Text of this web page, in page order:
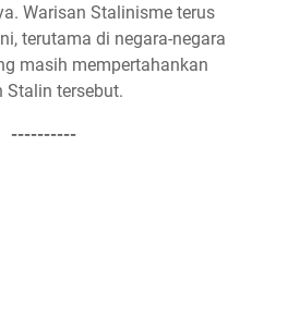
Warisan Stalinisme terus
terutama di negara-negara
masih mempertahankan
Stalin tersebut.
----------